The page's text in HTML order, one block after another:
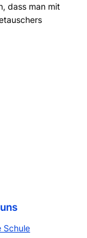
dass man mit
Schule